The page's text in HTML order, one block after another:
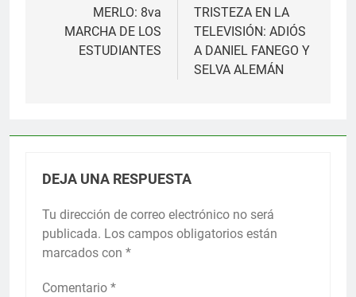
entradas
MERLO: 8va
MARCHA DE LOS
ESTUDIANTES
TRISTEZA EN LA
TELEVISIÓN: ADIÓS
A DANIEL FANEGO Y
SELVA ALEMÁN
DEJA UNA RESPUESTA
Tu dirección de correo electrónico no será
publicada. Los campos obligatorios están
marcados con *
Comentario *